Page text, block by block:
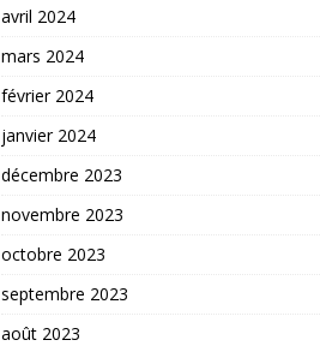
avril 2024
mars 2024
février 2024
janvier 2024
décembre 2023
novembre 2023
octobre 2023
septembre 2023
août 2023